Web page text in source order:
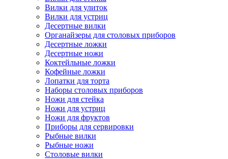
Вилки для улиток
Вилки для устриц
Десертные вилки
Органайзеры для столовых приборов
Десертные ложки
Десертные ножи
Коктейльные ложки
Кофейные ложки
Лопатки для торта
Наборы столовых приборов
Ножи для стейка
Ножи для устриц
Ножи для фруктов
Приборы для сервировки
Рыбные вилки
Рыбные ножи
Столовые вилки